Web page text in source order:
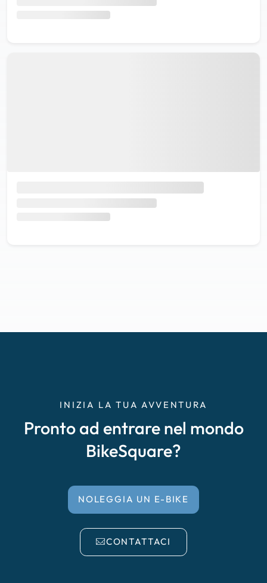
INIZIA LA TUA AVVENTURA
Pronto ad entrare nel mondo
BikeSquare?
NOLEGGIA UN E-BIKE
CONTATTACI